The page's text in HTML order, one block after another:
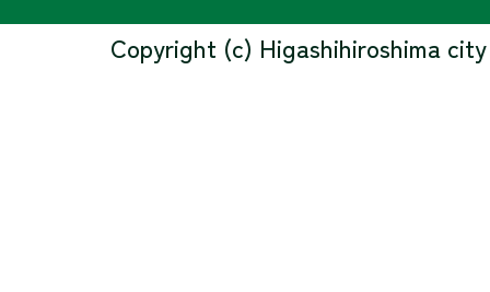
Copyright (c) Higashihiroshima